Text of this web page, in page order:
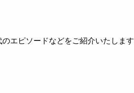
エピソードなどをご紹介いたします